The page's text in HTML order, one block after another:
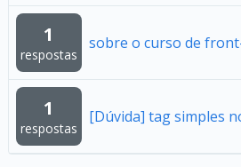
1
respostas
sobre o curso de
1
respostas
[Dúvida] tag simples